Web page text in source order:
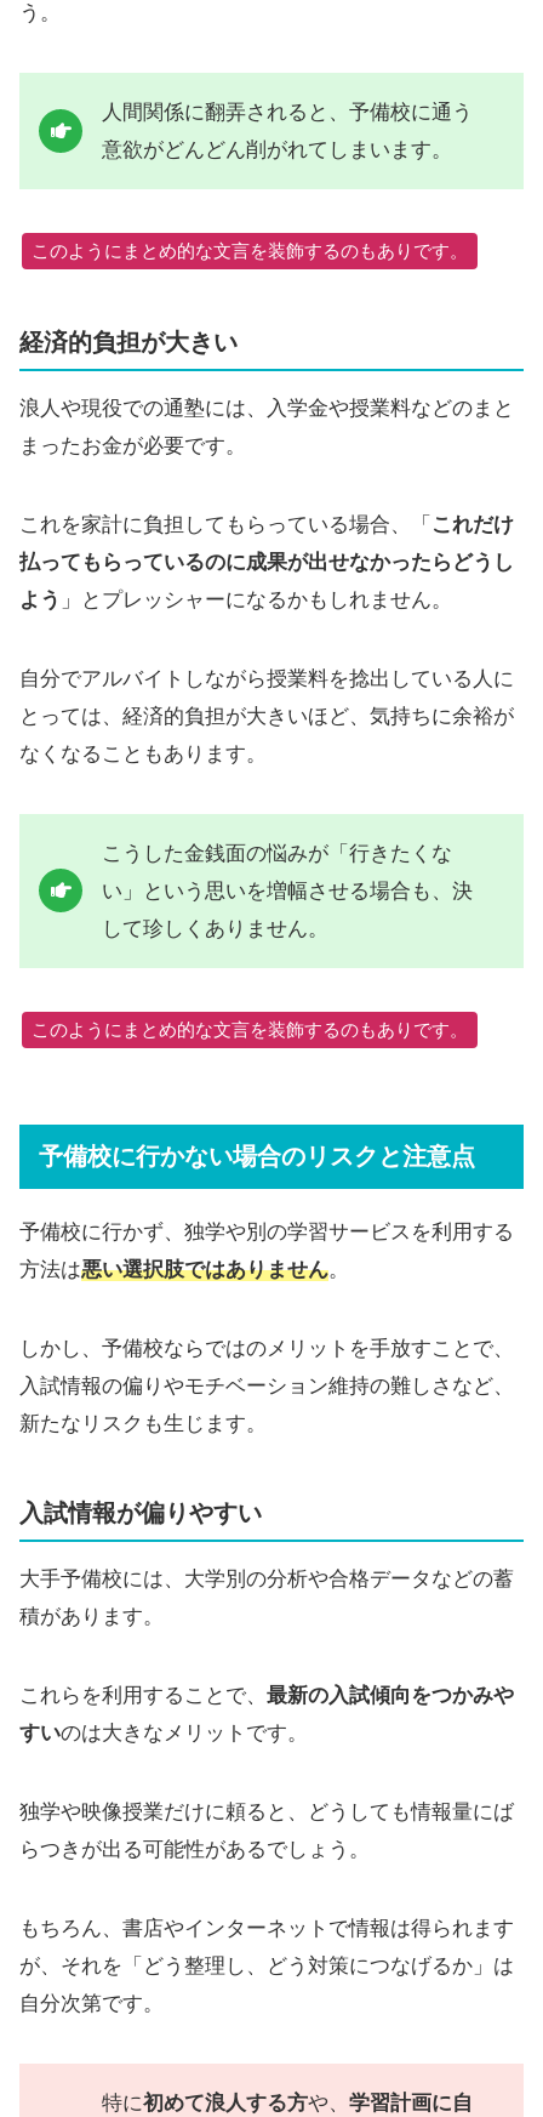
う。
人間関係に翻弄されると、予備校に通う
意欲がどんどん削がれてしまいます。
このようにまとめ的な文言を装飾するのもありです。
経済的負担が大きい
浪人や現役での通塾には、入学金や授業料などのまと
まったお金が必要です。
これを家計に負担してもらっている場合、「 これだけ
払ってもらっているのに成果が出せなかったらどうし
よう 」とプレッシャーになるかもしれません。
自分でアルバイトしながら授業料を捻出している人に
とっては、経済的負担が大きいほど、気持ちに余裕が
なくなることもあります。
こうした金銭面の悩みが「行きたくな
い」という思いを増幅させる場合も、決
して珍しくありません。
このようにまとめ的な文言を装飾するのもありです。
予備校に行かない場合のリスクと注意点
予備校に行かず、独学や別の学習サービスを利用する
方法は悪い選択肢ではありません。
しかし、予備校ならではのメリットを手放すことで、
入試情報の偏りやモチベーション維持の難しさなど、
新たなリスクも生じます。
入試情報が偏りやすい
大手予備校には、大学別の分析や合格データなどの蓄
積があります。
これらを利用することで、 最新の入試傾向をつかみや
すいのは大きなメリットです。
独学や映像授業だけに頼ると、どうしても情報量にば
らつきが出る可能性があるでしょう。
もちろん、書店やインターネットで情報は得られます
が、それを「どう整理し、どう対策につなげるか」は
自分次第です。
特に初めて浪人する方や、 学習計画に自